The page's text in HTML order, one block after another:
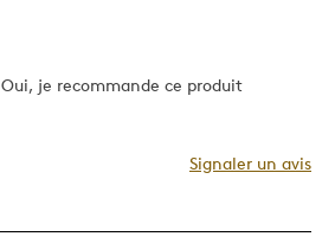
Oui, je recommande ce produit
Signaler un avis